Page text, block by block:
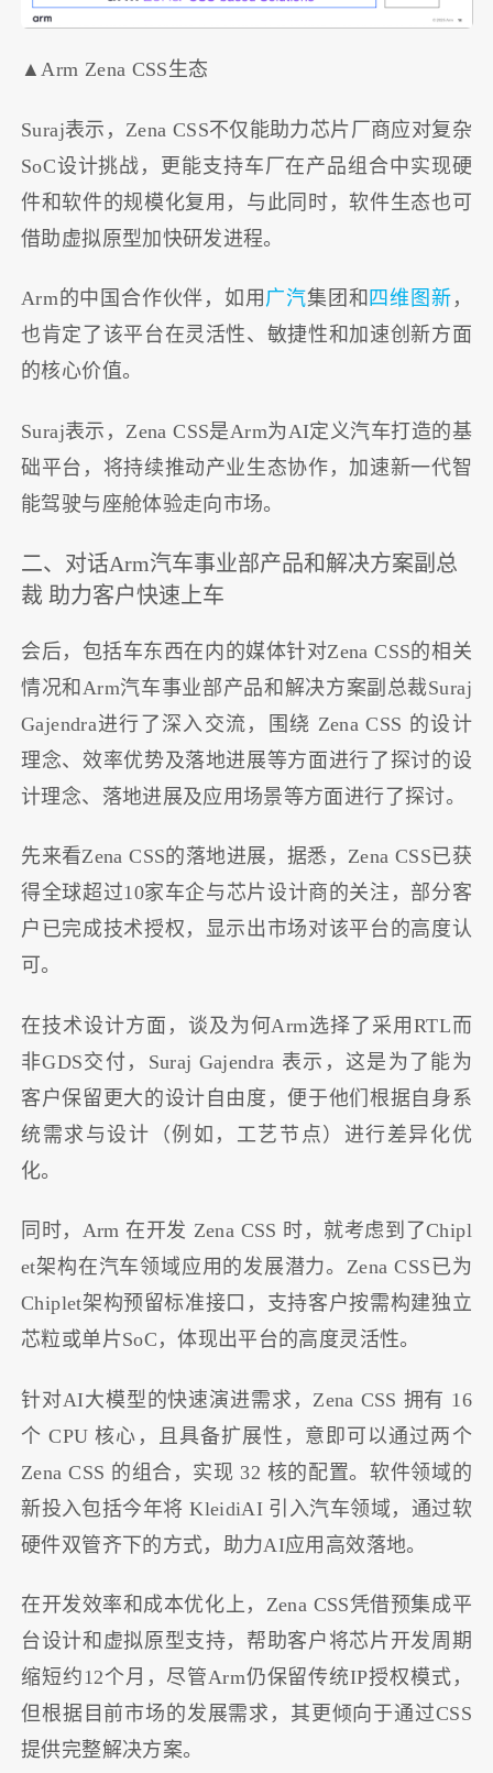
▲Arm Zena CSS生态
Suraj表示，Zena CSS不仅能助力芯片厂商应对复杂
SoC设计挑战，更能支持车厂在产品组合中实现硬
件和软件的规模化复用，与此同时，软件生态也可
借助虚拟原型加快研发进程。
Arm的中国合作伙伴，如用 广汽集团和 四维图新 ，
也肯定了该平台在灵活性、敏捷性和加速创新方面
的核心价值。
Suraj表示，Zena CSS是Arm为AI定义汽车打造的基
础平台，将持续推动产业生态协作，加速新一代智
能驾驶与座舱体验走向市场。
二、对话Arm汽车事业部产品和解决方案副总
裁 助力客户快速上车
会后，包括车东西在内的媒体针对Zena CSS的相关
情况和Arm汽车事业部产品和解决方案副总裁Suraj
Gajendra进行了深入交流，围绕 Zena CSS 的设计
理念、效率优势及落地进展等方面进行了探讨的设
计理念、落地进展及应用场景等方面进行了探讨。
先来看Zena CSS的落地进展，据悉，Zena CSS已获
得全球超过10家车企与芯片设计商的关注，部分客
户已完成技术授权，显示出市场对该平台的高度认
可。
在技术设计方面，谈及为何Arm选择了采用RTL而
非GDS交付，Suraj Gajendra 表示，这是为了能为
客户保留更大的设计自由度，便于他们根据自身系
统需求与设计（例如，工艺节点）进行差异化优
化。
同时，Arm 在开发 Zena CSS 时，就考虑到了Chipl
et架构在汽车领域应用的发展潜力。Zena CSS已为
Chiplet架构预留标准接口，支持客户按需构建独立
芯粒或单片SoC，体现出平台的高度灵活性。
针对AI大模型的快速演进需求，Zena CSS 拥有 16
个 CPU 核心，且具备扩展性，意即可以通过两个
Zena CSS 的组合，实现 32 核的配置。软件领域的
新投入包括今年将 KleidiAI 引入汽车领域，通过软
硬件双管齐下的方式，助力AI应用高效落地。
在开发效率和成本优化上，Zena CSS凭借预集成平
台设计和虚拟原型支持，帮助客户将芯片开发周期
缩短约12个月，尽管Arm仍保留传统IP授权模式，
但根据目前市场的发展需求，其更倾向于通过CSS
提供完整解决方案。